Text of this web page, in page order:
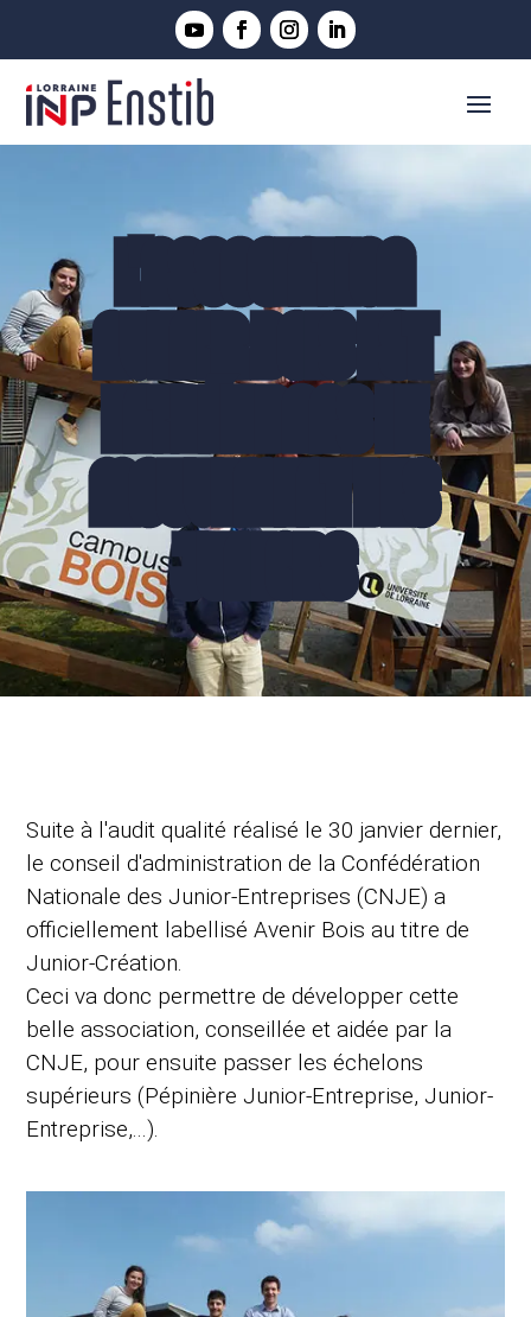
L'ASSOCIATION
AVENIR BOIS EST
ENTRÉE DANS LE
MOUVEMENT DES
JUNIORS
Suite à l'audit qualité réalisé le 30 janvier dernier,
le conseil d'administration de la Confédération
Nationale des Junior-Entreprises (CNJE) a
officiellement labellisé Avenir Bois au titre de
Junior-Création.
Ceci va donc permettre de développer cette
belle association, conseillée et aidée par la
CNJE, pour ensuite passer les échelons
supérieurs (Pépinière Junior-Entreprise, Junior-
Entreprise,...).